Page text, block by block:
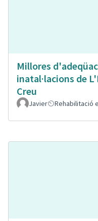
Millores
inatal·lacions de
Creu
Javier Rehabilitació